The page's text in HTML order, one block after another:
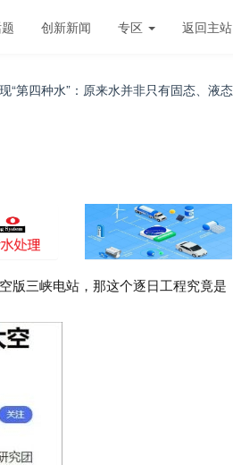
创新新闻 专区 返回主站
”：原来水并非只有固态、液态和气态
版三峡电站，那这个逐日工程究竟是